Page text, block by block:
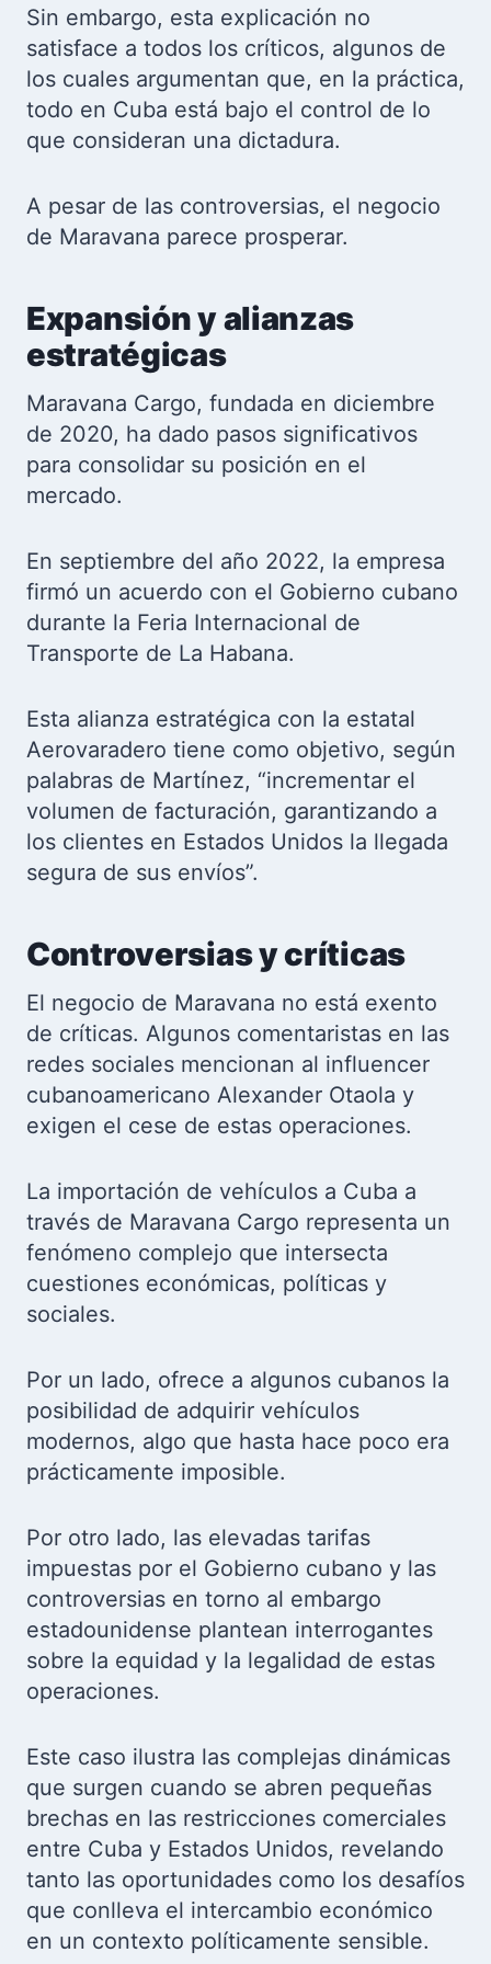
Sin embargo, esta explicación no
satisface a todos los críticos, algunos de
los cuales argumentan que, en la práctica,
todo en Cuba está bajo el control de lo
que consideran una dictadura.
A pesar de las controversias, el negocio
de Maravana parece prosperar.
Expansión y alianzas
estratégicas
Maravana Cargo, fundada en diciembre
de 2020, ha dado pasos significativos
para consolidar su posición en el
mercado.
En septiembre del año 2022, la empresa
firmó un acuerdo con el Gobierno cubano
durante la Feria Internacional de
Transporte de La Habana.
Esta alianza estratégica con la estatal
Aerovaradero tiene como objetivo, según
palabras de Martínez, “incrementar el
volumen de facturación, garantizando a
los clientes en Estados Unidos la llegada
segura de sus envíos”.
Controversias y críticas
El negocio de Maravana no está exento
de críticas. Algunos comentaristas en las
redes sociales mencionan al influencer
cubanoamericano Alexander Otaola y
exigen el cese de estas operaciones.
La importación de vehículos a Cuba a
través de Maravana Cargo representa un
fenómeno complejo que intersecta
cuestiones económicas, políticas y
sociales.
Por un lado, ofrece a algunos cubanos la
posibilidad de adquirir vehículos
modernos, algo que hasta hace poco era
prácticamente imposible.
Por otro lado, las elevadas tarifas
impuestas por el Gobierno cubano y las
controversias en torno al embargo
estadounidense plantean interrogantes
sobre la equidad y la legalidad de estas
operaciones.
Este caso ilustra las complejas dinámicas
que surgen cuando se abren pequeñas
brechas en las restricciones comerciales
entre Cuba y Estados Unidos, revelando
tanto las oportunidades como los desafíos
que conlleva el intercambio económico
en un contexto políticamente sensible.